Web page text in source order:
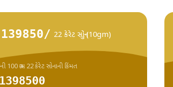
22 કેરેટ સોનું (10gm)
ગ્રામ 22 કેરેટ સોનાની કિંમત